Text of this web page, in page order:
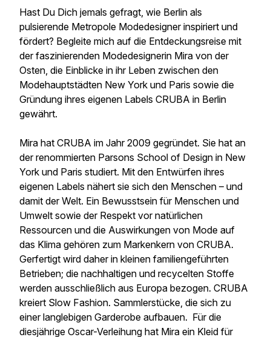
Hast Du Dich jemals gefragt, wie Berlin als
pulsierende Metropole Modedesigner inspiriert und
fördert? Begleite mich auf die Entdeckungsreise mit
der faszinierenden Modedesignerin Mira von der
Osten, die Einblicke in ihr Leben zwischen den
Modehauptstädten New York und Paris sowie die
Gründung ihres eigenen Labels CRUBA in Berlin
gewährt.
Mira hat CRUBA im Jahr 2009 gegründet. Sie hat an
der renommierten Parsons School of Design in New
York und Paris studiert. Mit den Entwürfen ihres
eigenen Labels nähert sie sich den Menschen – und
damit der Welt. Ein Bewusstsein für Menschen und
Umwelt sowie der Respekt vor natürlichen
Ressourcen und die Auswirkungen von Mode auf
das Klima gehören zum Markenkern von CRUBA.
Gerfertigt wird daher in kleinen familiengeführten
Betrieben; die nachhaltigen und recycelten Stoffe
werden ausschließlich aus Europa bezogen. CRUBA
kreiert Slow Fashion. Sammlerstücke, die sich zu
einer langlebigen Garderobe aufbauen. Für die
diesjährige Oscar-Verleihung hat Mira ein Kleid für